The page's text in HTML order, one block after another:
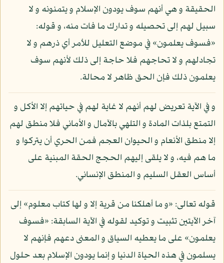
الحقيقة و هي أنهم سوف يودون الإسلام و يتمنونه و لا
سبيل لهم إلى تحصيله و تدارك ما فات منه، و قوله:
«فسوف يعلمون» في موضع التعليل للأمر أي ذرهم و لا
تجادلهم و لا تحاجهم فلا حاجة إلى ذلك لأنهم سوف
يعلمون ذلك فإن الحق ظاهر لا محالة.
و في الآية تعريض لهم أنهم لا غاية لهم في حياتهم إلا الأكل و
التمتع بلذات المادة و التلهي بالآمال و الأماني فلا منطق لهم
إلا منطق الأنعام و الحيوان العجم فمن الحري أن يتركوا و
ما هم فيه، و لا يلقى إليهم الحجج الحقة المبنية على
أساس العقل السليم و المنطق الإنساني.
قوله تعالى: «و ما أهلكنا من قرية إلا و لها كتاب معلوم» إلى
آخر الآيتين تثبيت و توكيد لقوله في الآية السابقة: «فسوف
يعلمون» على ما يعطيه السياق و المعنى دعهم فإنهم لا
يسلمون في هذه الحياة الدنيا و إنما يودون الإسلام بعد حلول